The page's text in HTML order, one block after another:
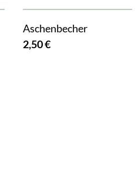
Aschenbecher
2,50 €